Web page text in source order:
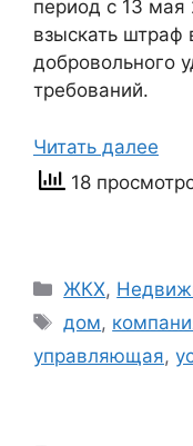
период с 13 мая
взыскать штраф
добровольного
требований.
Читать далее
18
Рубрики
ЖКХ,
Метки
дом,
управляющая,